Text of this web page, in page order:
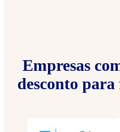
Empresas
desconto